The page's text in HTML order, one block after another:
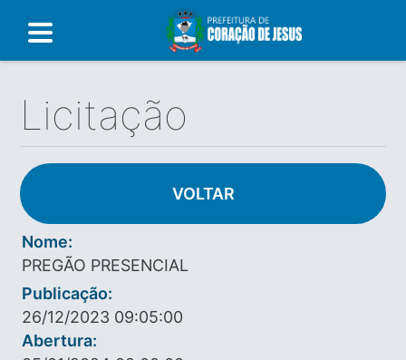
Licitação
VOLTAR
Nome:
PREGÃO PRESENCIAL
Publicação:
26/12/2023 09:05:00
Abertura: